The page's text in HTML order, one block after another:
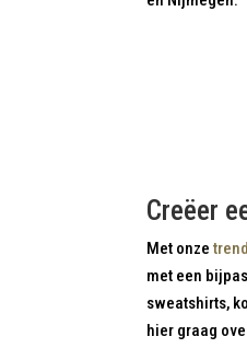
Creëer
Met onze
met een
sweatshirts,
hier graag